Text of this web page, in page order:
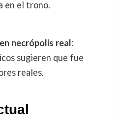
en el trono.
necrópolis real:
sugieren que fue
reales.